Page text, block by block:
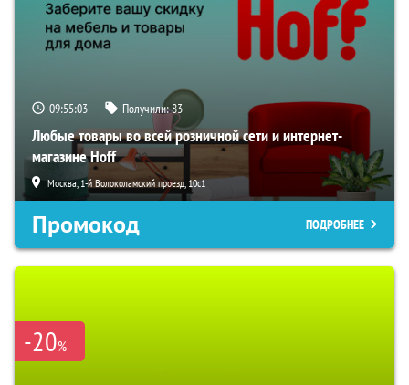
09:55:02 Получили:83
Любые товары во всей розничной сети и интернет-
магазине Hoff
Москва, 1-й Волоколамский проезд, 10с1
Промокод ПОДРОБНЕЕ
-20%